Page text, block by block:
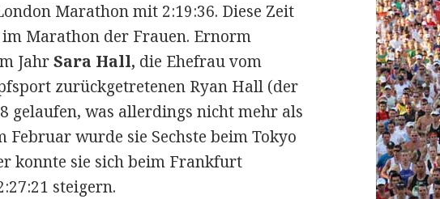
Marathon mit 2:19:36. Diese Zeit
Marathon der Frauen. Ernorm
JahrSara Hall, die Ehefrau vom
zurückgetretenen Ryan Hall (der
gelaufen, was allerdings nicht mehr als
Februar wurde sie Sechste beim Tokyo
konnte sie sich beim Frankfurt
steigern.